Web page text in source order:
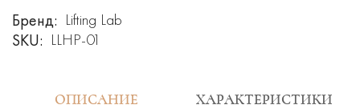
Бренд: Lifting Lab
SKU: LLHP-01
ОПИСАНИЕ ХАРАКТЕРИСТИКИ